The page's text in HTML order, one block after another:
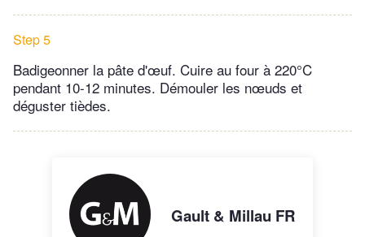
Step 5
Badigeonner la pâte d'œuf. Cuire au four à 220°C
pendant 10-12 minutes. Démouler les nœuds et
déguster tièdes.
Gault & Millau FR